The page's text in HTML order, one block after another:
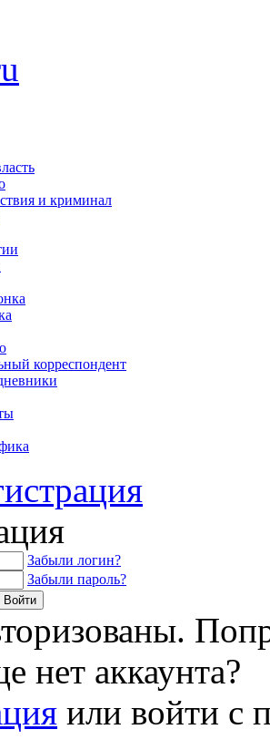
и криминал
корреспондент
Забыли логин?
Забыли пароль?
нет аккаунта?
или войти с